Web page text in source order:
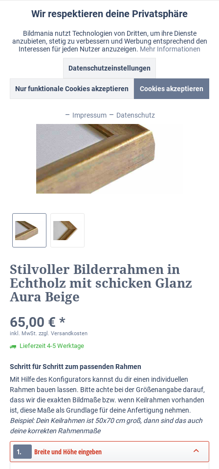
Warenkorb
Merkzettel Mein Konto
Menü
Bildmania > Rahmen > Style & Shiny
Stilvoller Bilderrahmen in
Echtholz mit schicken Glanz
Aura Beige
65,00 € *
inkl. MwSt. zzgl. Versandkosten
Lieferzeit 4-5 Werktage
Schritt für Schritt zum passenden Rahmen
Mit Hilfe des Konfigurators kannst du dir einen individuellen
Rahmen bauen lassen. Bitte achte bei der Größenangabe darauf,
dass wir die exakten Bildmaße bzw. wenn Keilrahmen vorhanden
ist, diese Maße als Grundlage für deine Anfertigung nehmen.
Beispiel: Dein Keilrahmen ist 50x70 cm groß, dann sind das auch
deine korrekten Rahmenmaße
1. Breite und Höhe eingeben
Funktionale Aktiv
Marketing Inaktiv
Inaktiv
Inaktiv
Inaktiv
Wir respektieren deine Privatsphäre
Bildmania nutzt Technologien von Dritten, um ihre Dienste
anzubieten, stetig zu verbessern und Werbung entsprechend den
Interessen für jeden Nutzer anzuzeigen. Mehr Informationen
Datenschutzeinstellungen
Nur funktionale Cookies akzeptieren Cookies akzeptieren
Impressum Datenschutz